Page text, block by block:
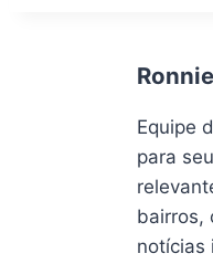
Equipe
para
bairros,
notícias